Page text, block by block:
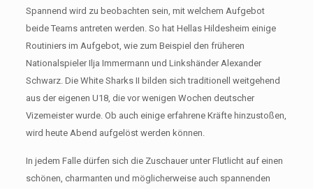
Spannend wird zu beobachten sein, mit welchem Aufgebot
beide Teams antreten werden. So hat Hellas Hildesheim einige
Routiniers im Aufgebot, wie zum Beispiel den früheren
Nationalspieler Ilja Immermann und Linkshänder Alexander
Schwarz. Die White Sharks II bilden sich traditionell weitgehend
aus der eigenen U18, die vor wenigen Wochen deutscher
Vizemeister wurde. Ob auch einige erfahrene Kräfte hinzustoßen,
wird heute Abend aufgelöst werden können.
In jedem Falle dürfen sich die Zuschauer unter Flutlicht auf einen
schönen, charmanten und möglicherweise auch spannenden